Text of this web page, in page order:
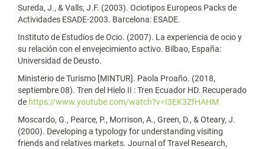
Sureda, J., & Valls, J.F. (2003). Ociotipos Europeos Packs de
Actividades ESADE-2003. Barcelona: ESADE.
Instituto de Estudios de Ocio. (2007). La experiencia de ocio y
su relación con el envejecimiento activo. Bilbao, España:
Universidad de Deusto.
Ministerio de Turismo [MINTUR]. Paola Proaño. (2018,
septiembre 08). Tren del Hielo II : Tren Ecuador HD. Recuperado
de https://www.youtube.com/watch?v=I3EK3ZfHAHM
Moscardo, G., Pearce, P., Morrison, A., Green, D., & Oteary, J.
(2000). Developing a typology for understanding visiting
friends and relatives markets. Journal of Travel Research,